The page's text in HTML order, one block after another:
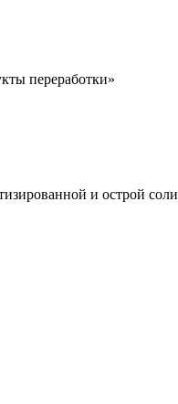
переработки»
и острой соли